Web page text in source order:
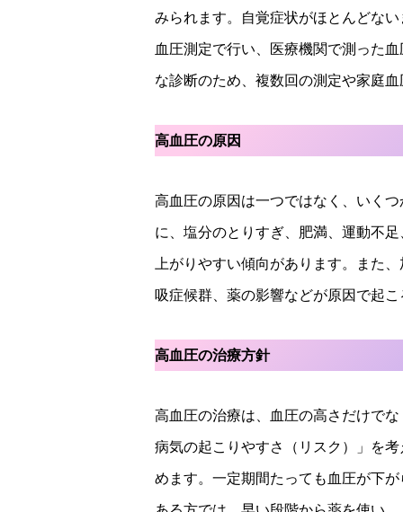
みられます。自覚症状がほとんどな
血圧測定で行い、医療機関で測った
な診断のため、複数回の測定や家庭
高血圧の原因
高血圧の原因は一つではなく、いく
に、塩分のとりすぎ、肥満、運動不
上がりやすい傾向があります。また
吸症候群、薬の影響などが原因で起
高血圧の治療方針
高血圧の治療は、血圧の高さだけで
病気の起こりやすさ（リスク）」を
めます。一定期間たっても血圧が下